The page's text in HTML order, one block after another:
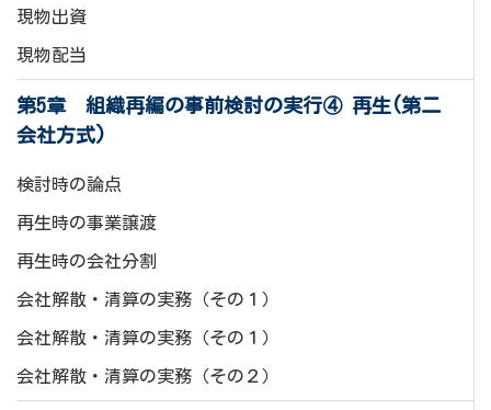
現物出資
現物配当
第5章 組織再編の事前検討の実行④ 再生(第二
会社方式)
検討時の論点
再生時の事業譲渡
再生時の会社分割
会社解散・清算の実務（その１）
会社解散・清算の実務（その１）
会社解散・清算の実務（その２）